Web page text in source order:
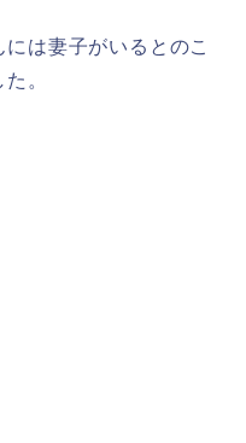
は妻子がいるとのこ
。